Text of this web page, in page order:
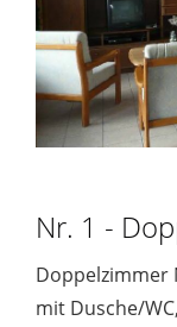
Nr. 1 -
Doppelzimmer
mit Dusche/